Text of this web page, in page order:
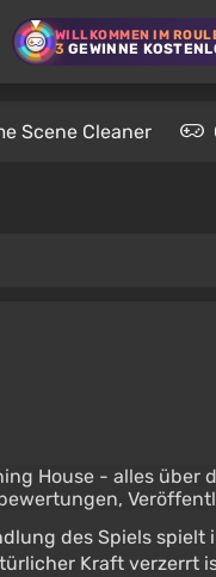
WILLKOMMEN IM
3 GEWINNE
Scene Cleaner
des Spiels spielt
Kraft verzerrt